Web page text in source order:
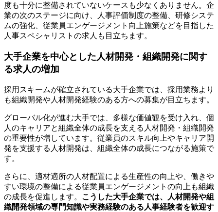
度も十分に整備されていないケースも少なくありません。企
業の次のステージに向け、人事評価制度の整備、研修システ
ムの強化、従業員エンゲージメント向上施策などを目指した
人事スペシャリストの求人も目立ちます。
大手企業を中心とした人材開発・組織開発に関す
る求人の増加
採用スキームが確立されている大手企業では、採用業務より
も組織開発や人材開発経験のある方への募集が目立ちます。
グローバル化が進む大手では、多様な価値観を受け入れ、個
人のキャリアと組織全体の成長を支える人材開発・組織開発
の重要性が増しています。従業員のスキル向上やキャリア開
発を支援する人材開発は、組織全体の成長につながる施策で
す。
さらに、適材適所の人材配置による生産性の向上や、働きや
すい環境の整備による従業員エンゲージメントの向上も組織
の成長を促進します。 こうした大手企業では、人材開発や組
織開発領域の専門知識や実務経験のある人事経験者を歓迎す